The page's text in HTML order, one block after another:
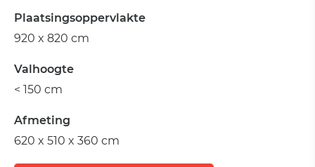
Plaatsingsoppervlakte
920 x 820 cm
Valhoogte
< 150 cm
Afmeting
620 x 510 x 360 cm